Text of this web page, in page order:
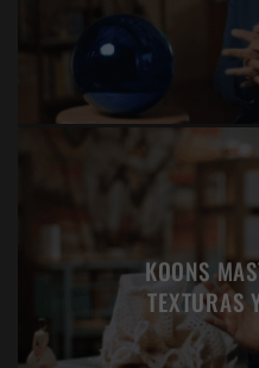
KOONS
TEXTURAS